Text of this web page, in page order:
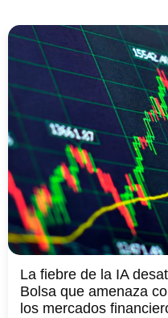
La fiebre de la IA
Bolsa que amenaza
los mercados